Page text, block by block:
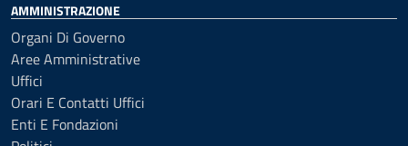
AMMINISTRAZIONE
Organi Di Governo
Aree Amministrative
Uffici
Orari E Contatti Uffici
Enti E Fondazioni